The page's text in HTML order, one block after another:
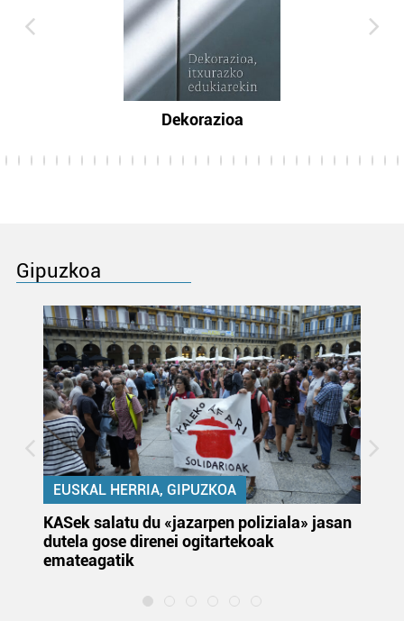
Dekorazioa
Gipuzkoa
EUSKAL HERRIA, GIPUZKOA
KASek salatu du «jazarpen poliziala» jasan
dutela gose direnei ogitartekoak
emateagatik